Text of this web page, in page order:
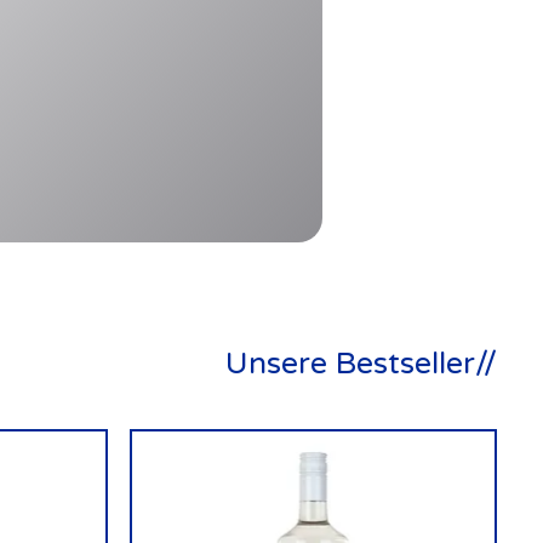
Unsere Bestseller//